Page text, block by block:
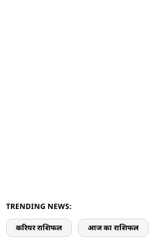
TRENDING NEWS:
करियर राशिफल आज का राशिफल